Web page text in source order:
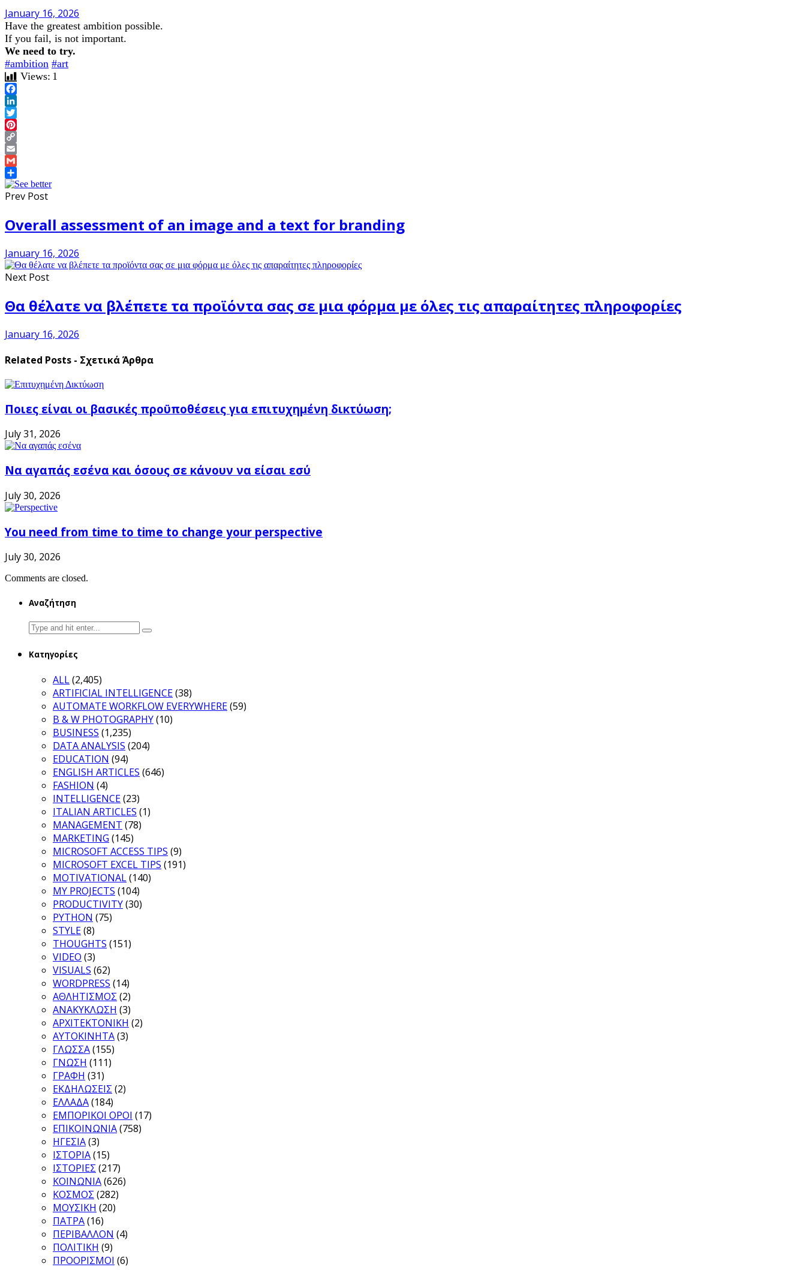
January 16, 2026
Have the greatest ambition possible.
If you fail, is not important.
We need to try.
#ambition #art
Views: 1
Facebook
LinkedIn
Twitter
Pinterest
Copy
Link
Email
Gmail
Share
Prev Post
Overall assessment of an image and a text for branding
January 16, 2026
Next Post
Θα θέλατε να βλέπετε τα προϊόντα σας σε μια φόρμα με όλες τις απαραίτητες πληροφορίες
January 16, 2026
Related Posts - Σχετικά Άρθρα
Ποιες είναι οι βασικές προϋποθέσεις για επιτυχημένη δικτύωση;
July 31, 2026
Να αγαπάς εσένα και όσους σε κάνουν να είσαι εσύ
July 30, 2026
You need from time to time to change your perspective
July 30, 2026
Comments are closed.
Αναζήτηση
Search
for:
Κατηγορίες
ALL(2,405)
ARTIFICIAL INTELLIGENCE(38)
AUTOMATE WORKFLOW EVERYWHERE(59)
B & W PHOTOGRAPHY(10)
BUSINESS (1,235)
DATA ANALYSIS (204)
EDUCATION (94)
ENGLISH ARTICLES (646)
FASHION (4)
INTELLIGENCE(23)
ITALIAN ARTICLES (1)
MANAGEMENT (78)
MARKETING (145)
MICROSOFT ACCESS TIPS (9)
MICROSOFT EXCEL TIPS (191)
MOTIVATIONAL(140)
MY PROJECTS (104)
PRODUCTIVITY(30)
PYTHON (75)
STYLE(8)
THOUGHTS (151)
VIDEO (3)
VISUALS (62)
WORDPRESS (14)
ΑΘΛΗΤΙΣΜΟΣ (2)
ΑΝΑΚΥΚΛΩΣΗ (3)
ΑΡΧΙΤΕΚΤΟΝΙΚΗ (2)
ΑΥΤΟΚΙΝΗΤΑ(3)
ΓΛΩΣΣΑ(155)
ΓΝΩΣΗ (111)
ΓΡΑΦΗ (31)
ΕΚΔΗΛΩΣΕΙΣ (2)
ΕΛΛΑΔΑ(184)
ΕΜΠΟΡΙΚΟΙ ΟΡΟΙ (17)
ΕΠΙΚΟΙΝΩΝΙΑ(758)
ΗΓΕΣΙΑ(3)
ΙΣΤΟΡΙΑ(15)
ΙΣΤΟΡΙΕΣ (217)
ΚΟΙΝΩΝΙΑ(626)
ΚΟΣΜΟΣ (282)
ΜΟΥΣΙΚΗ (20)
ΠΑΤΡΑ(16)
ΠΕΡΙΒΑΛΛΟΝ (4)
ΠΟΛΙΤΙΚΗ (9)
ΠΡΟΟΡΙΣΜΟΙ (6)